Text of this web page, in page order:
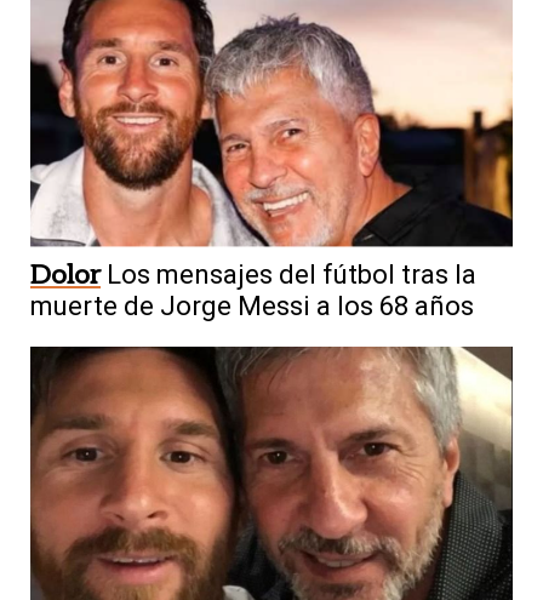
Dolor Los mensajes del fútbol tras la
muerte de Jorge Messi a los 68 años